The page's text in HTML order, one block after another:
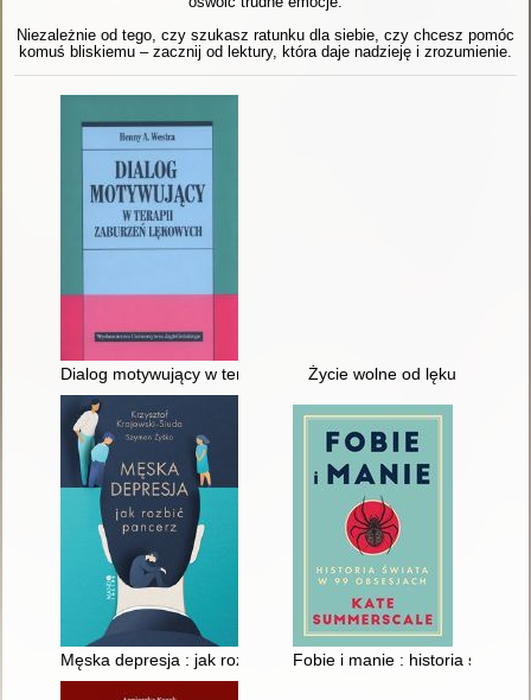
Niezależnie od tego, czy szukasz ratunku dla siebie, czy chcesz pomóc
komuś bliskiemu – zacznij od lektury, która daje nadzieję i zrozumienie.
Dialog motywujący w terapii zaburzeń lękowych
Życie wolne od lęku
Męska depresja : jak rozbić pancerzFobie i manie : historia świata